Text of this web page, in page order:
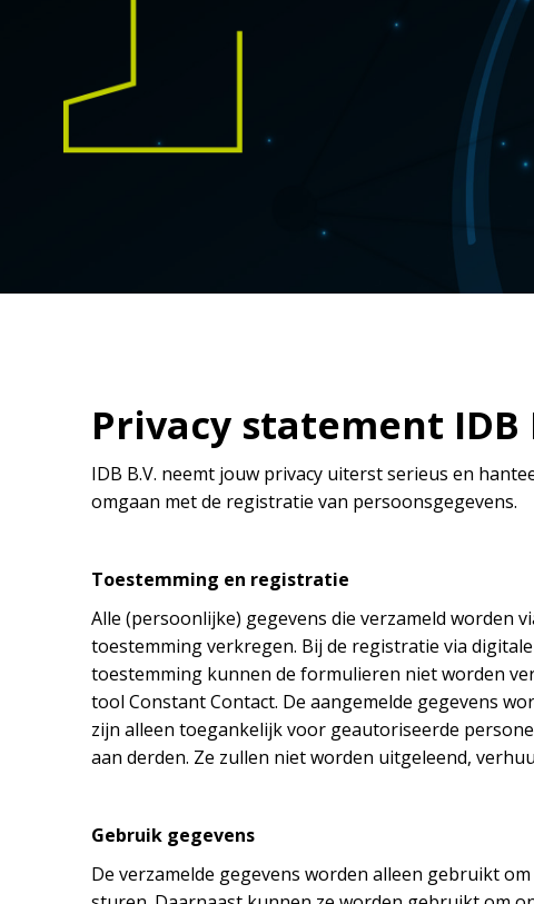
Privacy statement IDB
IDB B.V. neemt jouw privacy uiterst serieus en
omgaan met de registratie van persoonsgegevens.
Toestemming en registratie
Alle (persoonlijke) gegevens die verzameld worden
toestemming verkregen. Bij de registratie via
toestemming kunnen de formulieren niet worden
tool Constant Contact. De aangemelde gegevens
zijn alleen toegankelijk voor geautoriseerde
aan derden. Ze zullen niet worden uitgeleend,
Gebruik gegevens
De verzamelde gegevens worden alleen gebruikt